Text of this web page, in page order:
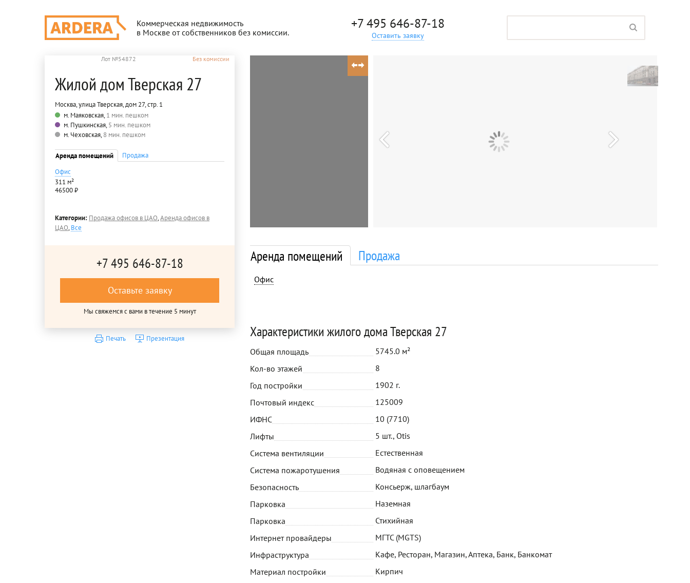
Коммерческая недвижимость
в Москве от собственников без комиссии.
+7 495 646-87-18
Оставить заявку
Лот №54872 Без комиссии
Жилой дом Тверская 27
Москва, улица Тверская, дом 27, стр. 1
м. Маяковская,1 мин. пешком
м. Пушкинская,5 мин. пешком
м. Чеховская,8 мин. пешком
Аренда помещений
Продажа
Офис
311 м²
46500 ₽
Категории: Продажа офисов в ЦАО,Аренда офисов в
ЦАО,Все
+7 495 646-87-18
Оставьте заявку
Мы свяжемся с вами в течение 5 минут
Печать Презентация
Аренда помещений Продажа
Офис
Характеристики жилого дома Тверская 27
Общая площадь
5745.0 м²
Кол-во этажей
8
Год постройки
1902 г.
Почтовый индекс
125009
ИФНС
10 (7710)
Лифты
5 шт., Otis
Система вентиляции
Естественная
Система пожаротушения
Водяная с оповещением
Безопасность
Консьерж, шлагбаум
Парковка
Наземная
Парковка
Стихийная
Интернет провайдеры
МГТС (MGTS)
Инфраструктура
Кафе, Ресторан, Магазин, Аптека, Банк, Банкомат
Материал постройки
Кирпич